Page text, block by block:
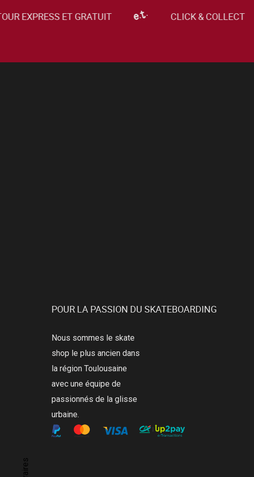
EXPRESS ET GRATUIT CLICK & COLLECT
POUR LA PASSION DU SKATEBOARDING
Nous sommes le skate
shop le plus ancien dans
la région Toulousaine
avec une équipe de
passionnés de la glisse
urbaine.